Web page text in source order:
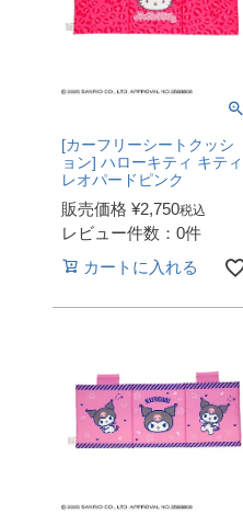
[カーフリーシートクッシ
ョン] ハローキティ キティ
レオパードピンク
販売価格 ¥2,750税込
レビュー件数：0件
カートに入れる